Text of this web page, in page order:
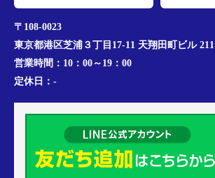
〒108-0023
東京都港区芝浦３丁目17-11 天翔田町ビル 211
営業時間： 10：00～19：00
定休日： -